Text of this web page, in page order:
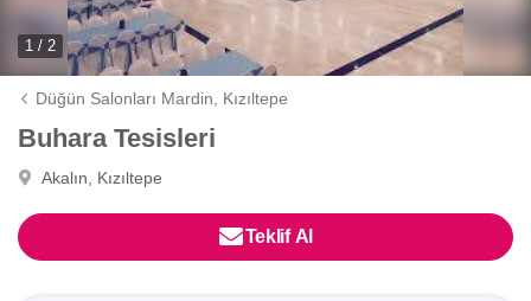
1 / 2
Düğün Salonları Mardin, Kızıltepe
Buhara Tesisleri
Akalın, Kızıltepe
Teklif Al